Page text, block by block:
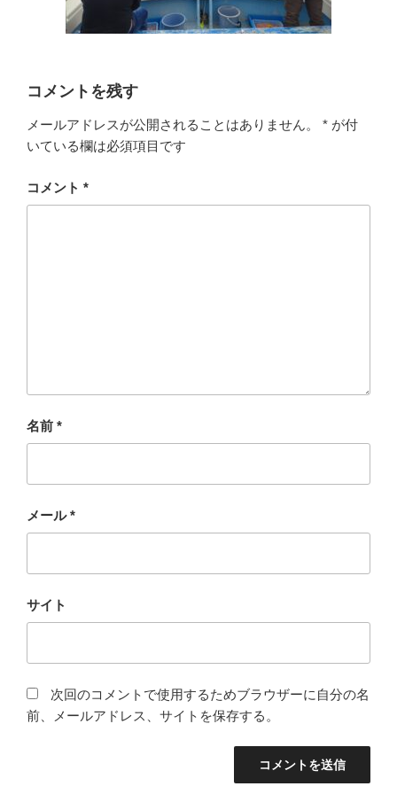
コメントを残す
メールアドレスが公開されることはありません。 * が付
いている欄は必須項目です
コメント *
名前 *
メール*
サイト
次回のコメントで使用するためブラウザーに自分の名
前、メールアドレス、サイトを保存する。